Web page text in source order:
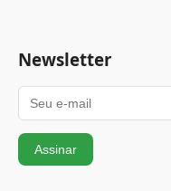
Newsletter
Assinar